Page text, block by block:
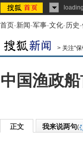
首页-新闻-军事-文化-历史-
> 关注“保
中国渔政
正文 我来说两句(